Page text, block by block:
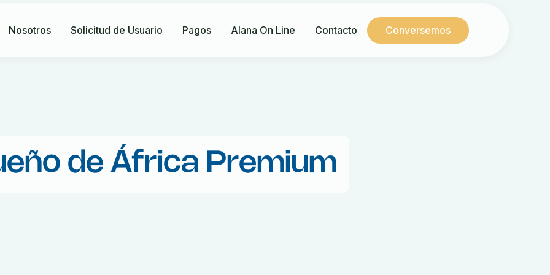
Nosotros Solicitud de Usuario Pagos Alana On Line Contacto Conversemos
de África Premium